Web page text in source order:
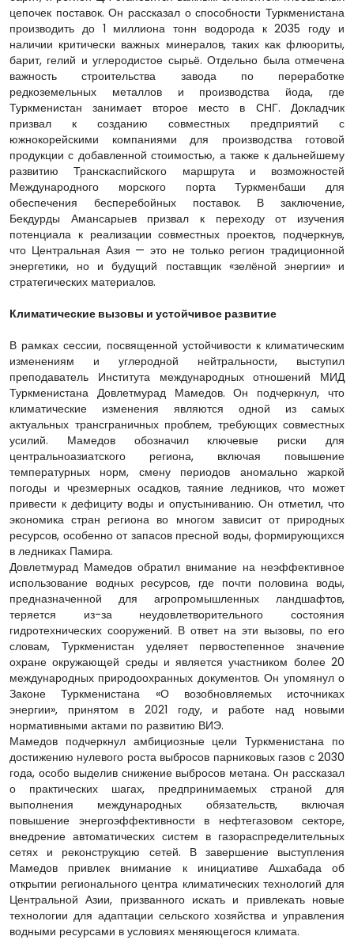
цепочек поставок. Он рассказал о способности Туркменистана
производить до 1 миллиона тонн водорода к 2035 году и
наличии критически важных минералов, таких как флюориты,
барит, гелий и углеродистое сырьё. Отдельно была отмечена
важность строительства завода по переработке
редкоземельных металлов и производства йода, где
Туркменистан занимает второе место в СНГ. Докладчик
призвал к созданию совместных предприятий с
южнокорейскими компаниями для производства готовой
продукции с добавленной стоимостью, а также к дальнейшему
развитию Транскаспийского маршрута и возможностей
Международного морского порта Туркменбаши для
обеспечения бесперебойных поставок. В заключение,
Бекдурды Амансарыев призвал к переходу от изучения
потенциала к реализации совместных проектов, подчеркнув,
что Центральная Азия — это не только регион традиционной
энергетики, но и будущий поставщик «зелёной энергии» и
стратегических материалов.
Климатические вызовы и устойчивое развитие
В рамках сессии, посвященной устойчивости к климатическим
изменениям и углеродной нейтральности, выступил
преподаватель Института международных отношений МИД
Туркменистана Довлетмурад Мамедов. Он подчеркнул, что
климатические изменения являются одной из самых
актуальных трансграничных проблем, требующих совместных
усилий. Мамедов обозначил ключевые риски для
центральноазиатского региона, включая повышение
температурных норм, смену периодов аномально жаркой
погоды и чрезмерных осадков, таяние ледников, что может
привести к дефициту воды и опустыниванию. Он отметил, что
экономика стран региона во многом зависит от природных
ресурсов, особенно от запасов пресной воды, формирующихся
в ледниках Памира.
Довлетмурад Мамедов обратил внимание на неэффективное
использование водных ресурсов, где почти половина воды,
предназначенной для агропромышленных ландшафтов,
теряется из-за неудовлетворительного состояния
гидротехнических сооружений. В ответ на эти вызовы, по его
словам, Туркменистан уделяет первостепенное значение
охране окружающей среды и является участником более 20
международных природоохранных документов. Он упомянул о
Законе Туркменистана «О возобновляемых источниках
энергии», принятом в 2021 году, и работе над новыми
нормативными актами по развитию ВИЭ.
Мамедов подчеркнул амбициозные цели Туркменистана по
достижению нулевого роста выбросов парниковых газов с 2030
года, особо выделив снижение выбросов метана. Он рассказал
о практических шагах, предпринимаемых страной для
выполнения международных обязательств, включая
повышение энергоэффективности в нефтегазовом секторе,
внедрение автоматических систем в газораспределительных
сетях и реконструкцию сетей. В завершение выступления
Мамедов привлек внимание к инициативе Ашхабада об
открытии регионального центра климатических технологий для
Центральной Азии, призванного искать и привлекать новые
технологии для адаптации сельского хозяйства и управления
водными ресурсами в условиях меняющегося климата.